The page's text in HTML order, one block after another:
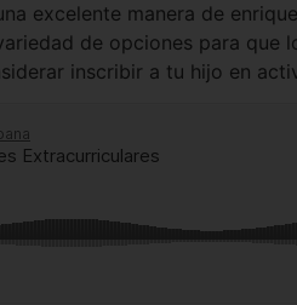
excelente manera de
de opciones para
inscribir a tu hijo en